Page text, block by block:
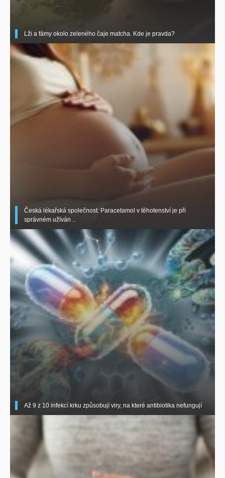
Lži a fámy okolo zeleného čaje matcha. Kde je pravda?
Česká lékařská společnost: Paracetamol v těhotenství je při
správném užíván ..
Až 9 z 10 infekcí krku způsobují viry, na které antibiotika nefungují